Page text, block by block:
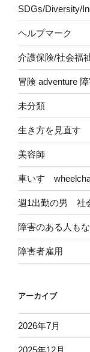
SDGs/Diversity/
ヘルプマーク
介護保険/社会福
冒険 adventure
未分類
生き方を見直す
美容師
車いす
週1出勤の男 社
障害のある人も
障害者雇用
アーカイブ
2026年7月
2025年12月